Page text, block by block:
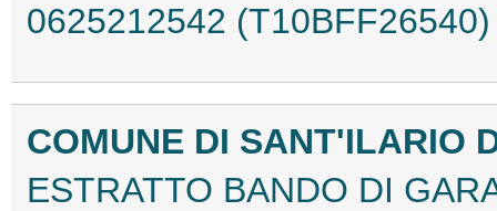
0625212542 (T10BFF26540)
COMUNE DI SANT'ILARIO
ESTRATTO BANDO DI